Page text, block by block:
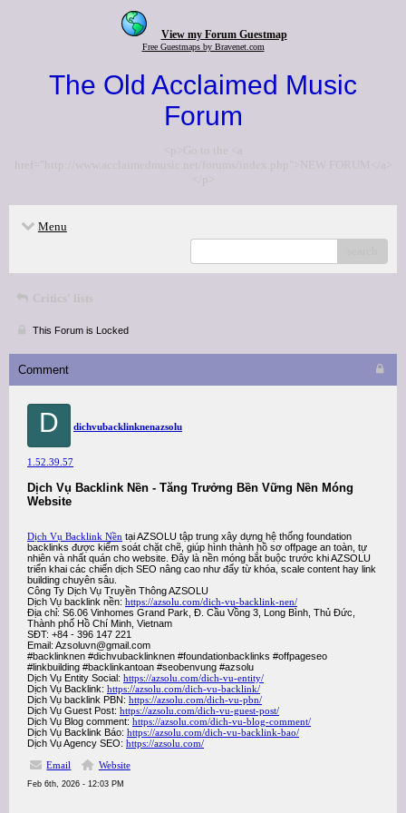
View my Forum Guestmap
Free Guestmaps by Bravenet.com
The Old Acclaimed Music
Forum
<p>Go to the <a
href="http://www.acclaimedmusic.net/forums/index.php">NEW FORUM</a>
</p>
Menu
Critics' lists
This Forum is Locked
Comment
D dichvubacklinknenazsolu
1.52.39.57
Dịch Vụ Backlink Nền - Tăng Trưởng Bền Vững Nền Móng
Website
Dịch Vụ Backlink Nền tại AZSOLU tập trung xây dựng hệ thống foundation
backlinks được kiểm soát chặt chẽ, giúp hình thành hồ sơ offpage an toàn, tự
nhiên và nhất quán cho website. Đây là nền móng bắt buộc trước khi AZSOLU
triển khai các chiến dịch SEO nâng cao như đẩy từ khóa, scale content hay link
building chuyên sâu.
Công Ty Dịch Vụ Truyền Thông AZSOLU
Dịch Vụ backlink nền: https://azsolu.com/dich-vu-backlink-nen/
Địa chỉ: S6.06 Vinhomes Grand Park, Đ. Cầu Vồng 3, Long Bình, Thủ Đức,
Thành phố Hồ Chí Minh, Vietnam
SĐT: +84 - 396 147 221
Email: Azsoluvn@gmail.com
#backlinknen #dichvubacklinknen #foundationbacklinks #offpageseo
#linkbuilding #backlinkantoan #seobenvung #azsolu
Dịch Vụ Entity Social: https://azsolu.com/dich-vu-entity/
Dịch Vụ Backlink: https://azsolu.com/dich-vu-backlink/
Dịch Vụ backlink PBN: https://azsolu.com/dich-vu-pbn/
Dịch Vụ Guest Post: https://azsolu.com/dich-vu-guest-post/
Dịch Vụ Blog comment: https://azsolu.com/dich-vu-blog-comment/
Dịch Vụ Backlink Báo: https://azsolu.com/dich-vu-backlink-bao/
Dịch Vụ Agency SEO: https://azsolu.com/
Email
Website
Feb 6th, 2026 - 12:03 PM